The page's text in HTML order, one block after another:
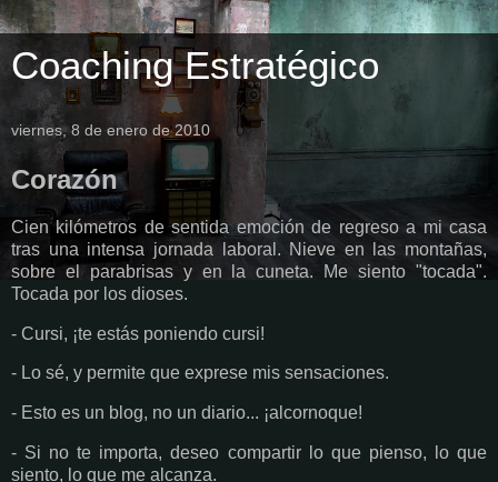
Coaching Estratégico
viernes, 8 de enero de 2010
Corazón
Cien kilómetros de sentida emoción de regreso a mi casa
tras una intensa jornada laboral. Nieve en las montañas,
sobre el parabrisas y en la cuneta. Me siento "tocada".
Tocada por los dioses.
- Cursi, ¡te estás poniendo cursi!
- Lo sé, y permite que exprese mis sensaciones.
- Esto es un blog, no un diario... ¡alcornoque!
- Si no te importa, deseo compartir lo que pienso, lo que
siento, lo que me alcanza.